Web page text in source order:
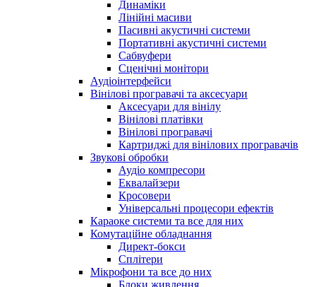
Динаміки
Лінійні масиви
Пасивні акустичні системи
Портативні акустичні системи
Сабвуфери
Сценічні монітори
Аудіоінтерфейси
Вінілові програвачі та аксесуари
Аксесуари для вінілу
Вінілові платівки
Вінілові програвачі
Картриджі для вінілових програвачів
Звукові обробки
Аудіо компресори
Еквалайзери
Кросовери
Універсальні процесори ефектів
Караоке системи та все для них
Комутаційне обладнання
Директ-бокси
Сплітери
Мікрофони та все до них
Блоки живлення